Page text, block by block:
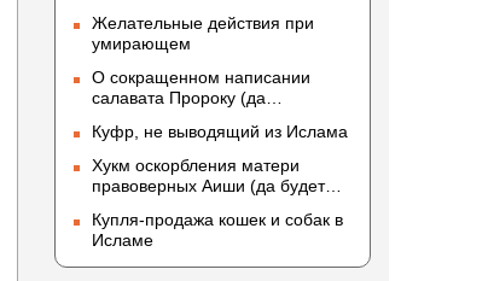
Желательные действия при
умирающем
О сокращенном написании
салавата Пророку (да
приветствует)
Куфр, не выводящий из Ислама
Хукм оскорбления матери
правоверных Аиши (да будет
Купля-продажа кошек и собак в
Исламе